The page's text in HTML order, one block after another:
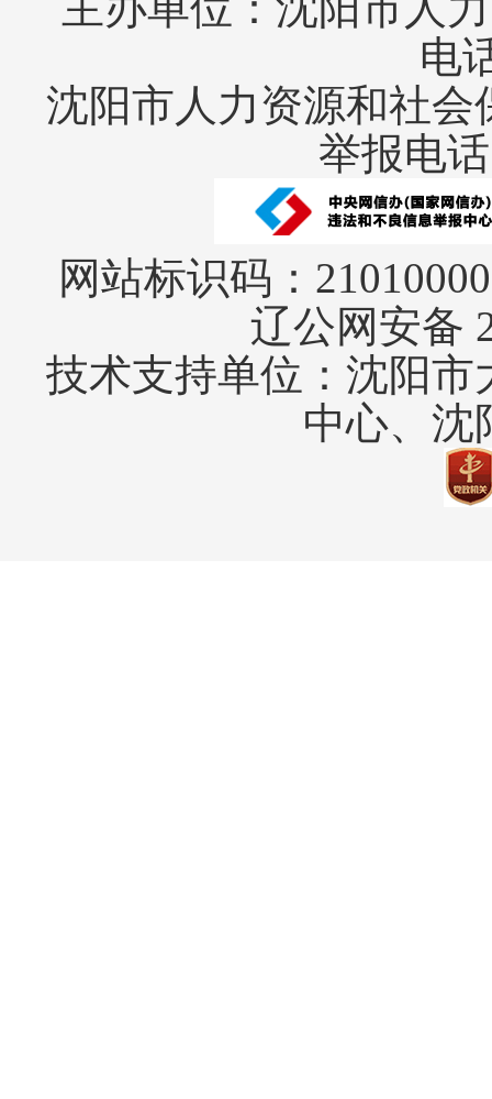
电
沈阳市人力资源和社
举报电
网站标识码：
辽公网安备
技术支持单位：沈阳
中心、沈